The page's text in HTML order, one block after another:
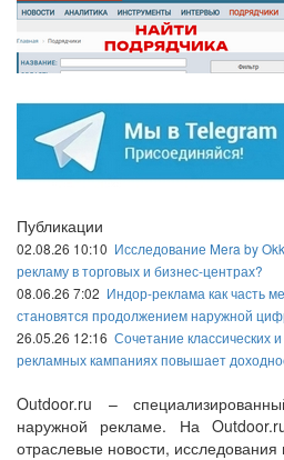
Публикации
02.08.26 10:10 Исследование Mera by
рекламу в торговых и бизнес-центрах?
08.06.26 7:02 Индор-реклама как часть
становятся продолжением наружной
26.05.26 12:16 Сочетание классических
рекламных кампаниях повышает
Outdoor.ru –
наружной рекламе. На
отраслевые новости,